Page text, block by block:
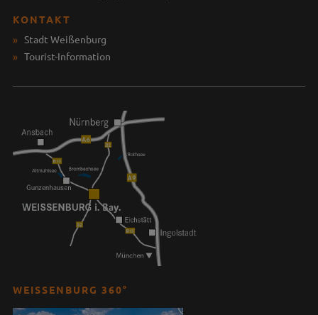
KONTAKT
Stadt Weißenburg
Tourist-Information
WEISSENBURG 360°